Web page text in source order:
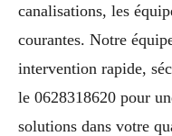
canalisations, les
courantes. Notre
intervention rapide,
le 0628318620 pour
solutions dans votre